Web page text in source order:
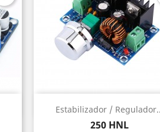
Estabilizador /
Precio
250 HNL
Vista rápida